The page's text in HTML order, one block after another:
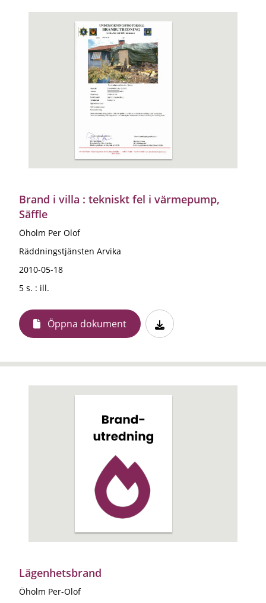
Brand i villa : tekniskt fel i värmepump,
Säffle
Öholm Per Olof
Räddningstjänsten Arvika
2010-05-18
5 s. : ill.
Öppna dokument
Lägenhetsbrand
Öholm Per-Olof